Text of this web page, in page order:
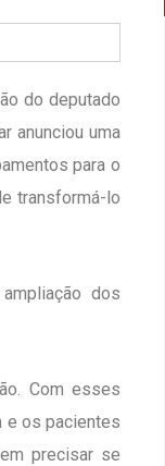
do deputado
anunciou uma
para o
transformá-lo
dos
Com esses
e os pacientes
precisar se